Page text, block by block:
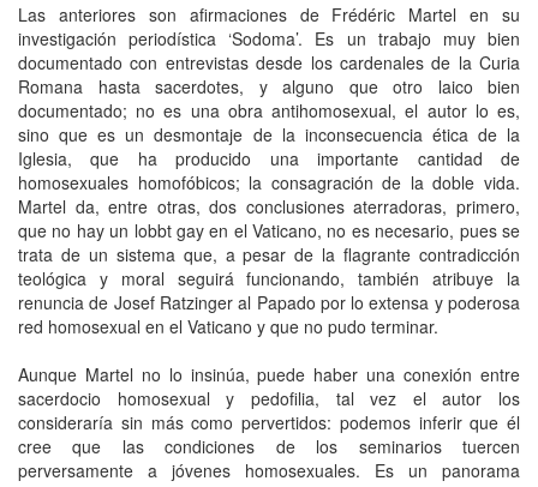
Las anteriores son afirmaciones de Frédéric Martel en su
investigación periodística ‘Sodoma’. Es un trabajo muy bien
documentado con entrevistas desde los cardenales de la Curia
Romana hasta sacerdotes, y alguno que otro laico bien
documentado; no es una obra antihomosexual, el autor lo es,
sino que es un desmontaje de la inconsecuencia ética de la
Iglesia, que ha producido una importante cantidad de
homosexuales homofóbicos; la consagración de la doble vida.
Martel da, entre otras, dos conclusiones aterradoras, primero,
que no hay un lobbt gay en el Vaticano, no es necesario, pues se
trata de un sistema que, a pesar de la flagrante contradicción
teológica y moral seguirá funcionando, también atribuye la
renuncia de Josef Ratzinger al Papado por lo extensa y poderosa
red homosexual en el Vaticano y que no pudo terminar.
Aunque Martel no lo insinúa, puede haber una conexión entre
sacerdocio homosexual y pedofilia, tal vez el autor los
consideraría sin más como pervertidos: podemos inferir que él
cree que las condiciones de los seminarios tuercen
perversamente a jóvenes homosexuales. Es un panorama